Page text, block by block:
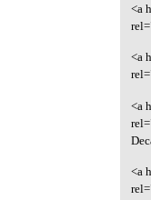
<a
<a
<a
<a